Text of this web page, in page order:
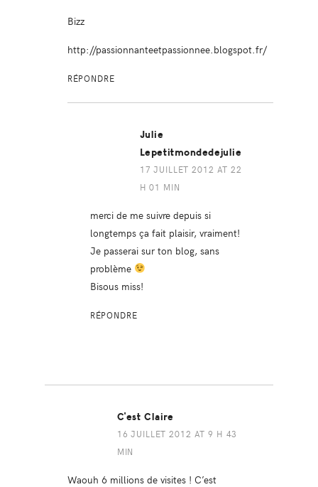
Bizz
http://passionnanteetpassionnee.blogspot.fr/
RÉPONDRE
Julie
Lepetitmondedejulie
17 JUILLET 2012 AT 22
H 01 MIN
merci de me suivre depuis si
longtemps ça fait plaisir, vraiment!
Je passerai sur ton blog, sans
problème
Bisous miss!
RÉPONDRE
C'est Claire
16 JUILLET 2012 AT 9 H 43
MIN
Waouh 6 millions de visites ! C’est